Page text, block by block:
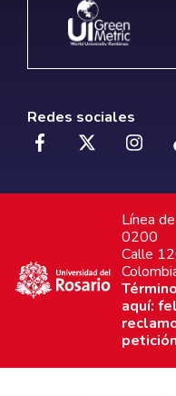
Redes sociales
Línea
0200
Calle
aquí: